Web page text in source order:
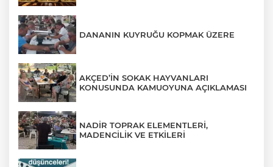
DANANIN KUYRUĞU KOPMAK ÜZERE
AKÇED’İN SOKAK HAYVANLARI
KONUSUNDA KAMUOYUNA AÇIKLAMASI
NADİR TOPRAK ELEMENTLERİ,
MADENCİLİK VE ETKİLERİ